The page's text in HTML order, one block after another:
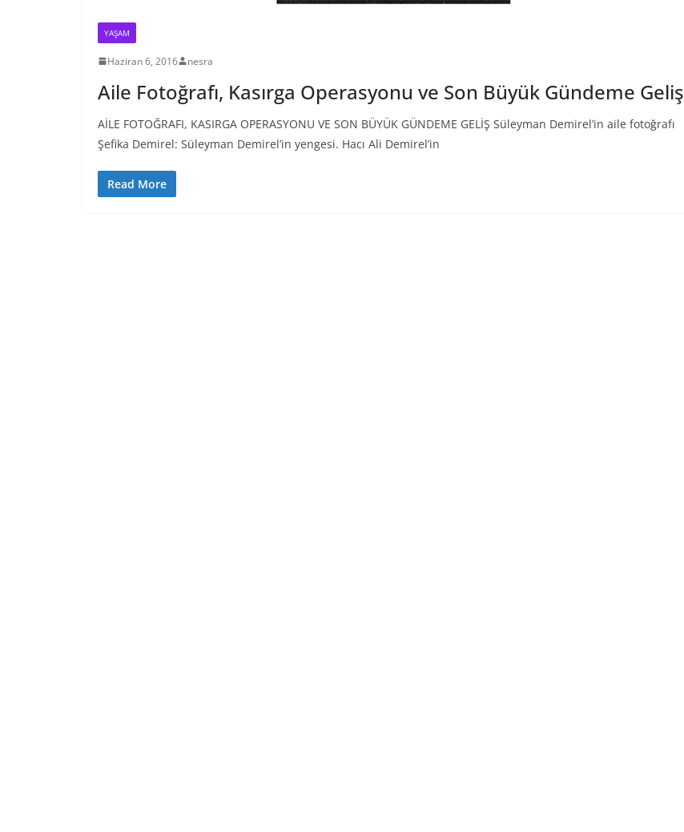
YAŞAM
Haziran 6, 2016 nesra
Aile Fotoğrafı, Kasırga Operasyonu ve Son Büyük Gündeme Geliş
AİLE FOTOĞRAFI, KASIRGA OPERASYONU VE SON BÜYÜK GÜNDEME GELİŞ Süleyman Demirel’in aile fotoğrafı
Şefika Demirel: Süleyman Demirel’in yengesi. Hacı Ali Demirel’in
Read More